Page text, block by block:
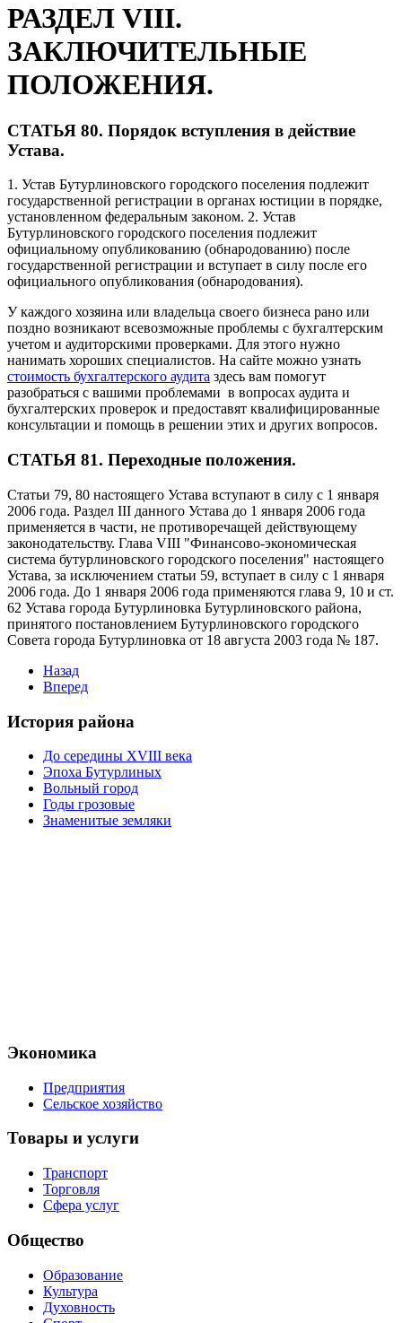
РАЗДЕЛ VIII.
ЗАКЛЮЧИТЕЛЬНЫЕ
ПОЛОЖЕНИЯ.
СТАТЬЯ 80. Порядок вступления в действие
Устава.
1. Устав Бутурлиновского городского поселения подлежит
государственной регистрации в органах юстиции в порядке,
установленном федеральным законом. 2. Устав
Бутурлиновского городского поселения подлежит
официальному опубликованию (обнародованию) после
государственной регистрации и вступает в силу после его
официального опубликования (обнародования).
У каждого хозяина или владельца своего бизнеса рано или
поздно возникают всевозможные проблемы с бухгалтерским
учетом и аудиторскими проверками. Для этого нужно
нанимать хороших специалистов. На сайте можно узнать
стоимость бухгалтерского аудита здесь вам помогут
разобраться с вашими проблемами в вопросах аудита и
бухгалтерских проверок и предоставят квалифицированные
консультации и помощь в решении этих и других вопросов.
СТАТЬЯ 81. Переходные положения.
Статьи 79, 80 настоящего Устава вступают в силу с 1 января
2006 года. Раздел III данного Устава до 1 января 2006 года
применяется в части, не противоречащей действующему
законодательству. Глава VIII "Финансово-экономическая
система бутурлиновского городского поселения" настоящего
Устава, за исключением статьи 59, вступает в силу с 1 января
2006 года. До 1 января 2006 года применяются глава 9, 10 и ст.
62 Устава города Бутурлиновка Бутурлиновского района,
принятого постановлением Бутурлиновского городского
Совета города Бутурлиновка от 18 августа 2003 года № 187.
Назад
Вперед
История района
До середины XVIII века
Эпоха Бутурлиных
Вольный город
Годы грозовые
Знаменитые земляки
Экономика
Предприятия
Сельское хозяйство
Товары и услуги
Транспорт
Торговля
Сфера услуг
Общество
Образование
Культура
Духовность